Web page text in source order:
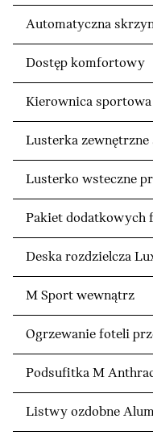
Automatyczna
Dostęp komfortowy
Kierownica
Lusterka zewnętrzne
Lusterko wsteczne
Pakiet dodatkowych
Deska rozdzielcza
M Sport wewnątrz
Ogrzewanie foteli
Podsufitka M
Listwy ozdobne